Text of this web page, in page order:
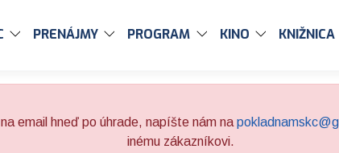
PRENÁJMY PROGRAM KINO KNIŽNICA
email hneď po úhrade, napíšte nám na
inému zákazníkovi.